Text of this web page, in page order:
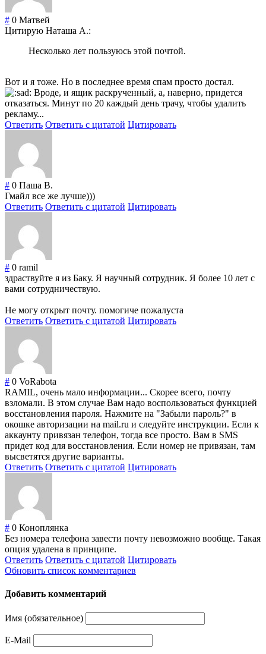
# 0 Матвей
Цитирую Наташа А.:
Несколько лет пользуюсь этой почтой.
Вот и я тоже. Но в последнее время спам просто достал.
Вроде, и ящик раскрученный, а, наверно, придется
отказаться. Минут по 20 каждый день трачу, чтобы удалить
рекламу...
Ответить Ответить с цитатой Цитировать
# 0 Паша В.
Гмайл все же лучше)))
Ответить Ответить с цитатой Цитировать
# 0 ramil
здраствуйте я из Баку. Я научный сотрудник. Я более 10 лет с
вами сотрудничествую.
Не могу открыт почту. помогиче пожалуста
Ответить Ответить с цитатой Цитировать
# 0 VoRabota
RAMIL, очень мало информации... Скорее всего, почту
взломали. В этом случае Вам надо воспользоваться функцией
восстановления пароля. Нажмите на "Забыли пароль?" в
окошке авторизации на mail.ru и следуйте инструкции. Если к
аккаунту привязан телефон, тогда все просто. Вам в SMS
придет код для восстановления. Если номер не привязан, там
высветятся другие варианты.
Ответить Ответить с цитатой Цитировать
# 0 Коноплянка
Без номера телефона завести почту невозможно вообще. Такая
опция удалена в принципе.
Ответить Ответить с цитатой Цитировать
Обновить список комментариев
Добавить комментарий
Имя (обязательное)
E-Mail